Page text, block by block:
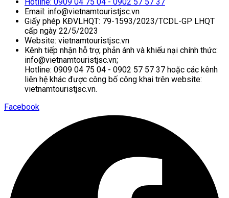
Hotline: 0909 04 75 04 - 0902 57 57 37
Email: info@vietnamtouristjsc.vn
Giấy phép KĐVLHQT: 79-1593/2023/TCDL-GP LHQT
cấp ngày 22/5/2023
Website: vietnamtouristjsc.vn
Kênh tiếp nhận hỗ trợ, phản ánh và khiếu nại chính thức:
info@vietnamtouristjsc.vn;
Hotline: 0909 04 75 04 - 0902 57 57 37 hoặc các kênh
liên hệ khác được công bố công khai trên website:
vietnamtouristjsc.vn.
Facebook